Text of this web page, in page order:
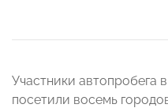
Участники автопробега
посетили восемь